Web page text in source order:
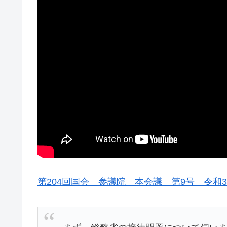
第204回国会 参議院 本会議 第9号 令和3